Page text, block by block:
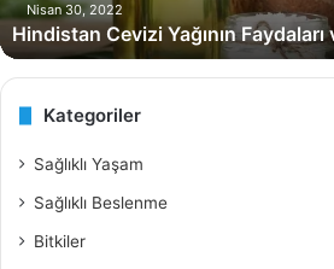
e
Nisan 30, 2022
Hindistan Cevizi Yağının Faydaları
Kategoriler
Sağlıklı Yaşam
Sağlıklı Beslenme
Bitkiler